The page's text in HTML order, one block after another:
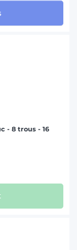
- 8 trous - 16